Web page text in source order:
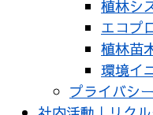
植林シ
エコプ
植林苗
環境イ
プライバシ